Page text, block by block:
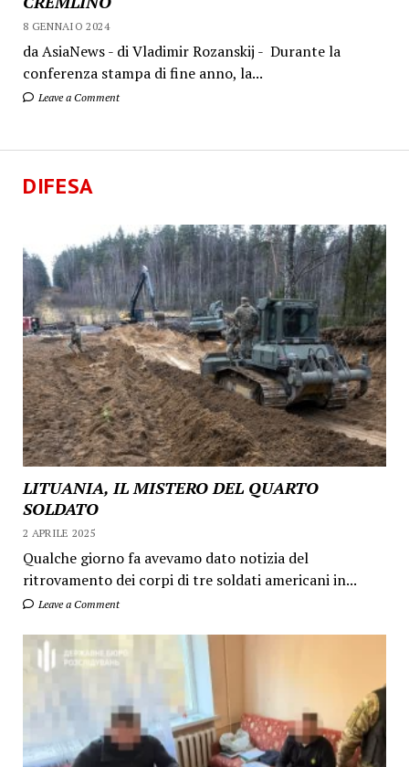
8 GENNAIO 2024
da AsiaNews - di Vladimir Rozanskij - Durante la
conferenza stampa di fine anno, la...
Leave a Comment
DIFESA
LITUANIA, IL MISTERO DEL QUARTO
SOLDATO
2 APRILE 2025
Qualche giorno fa avevamo dato notizia del
ritrovamento dei corpi di tre soldati americani in...
Leave a Comment